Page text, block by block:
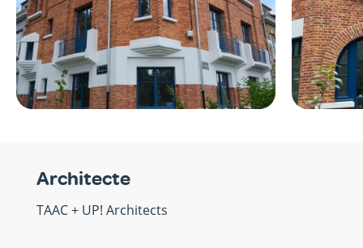
Architecte
TAAC + UP! Architects